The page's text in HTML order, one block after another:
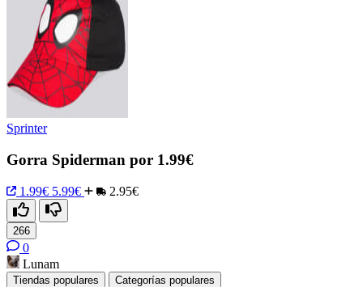
Sprinter
Gorra Spiderman por 1.99€
1.99€ 5.99€ 2.95€
266
0
Lunam
Tiendas populares Categorías populares